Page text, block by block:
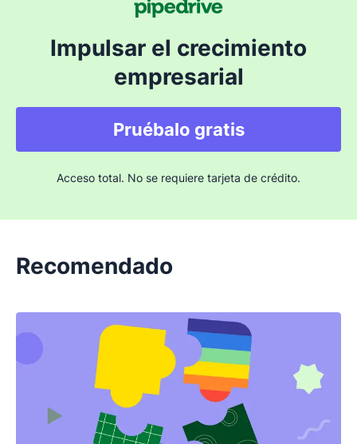
Impulsar el crecimiento
empresarial
Pruébalo gratis
Acceso total. No se requiere tarjeta de crédito.
Recomendado